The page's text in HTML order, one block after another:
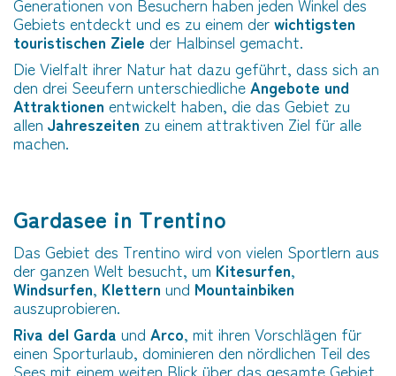
Gebiets entdeckt und es zu einem derwichtigsten
touristischen Ziele der Halbinsel gemacht.
Die Vielfalt ihrer Natur hat dazu geführt, dass sich an
den drei Seeufern unterschiedlicheAngebote und
Attraktionen entwickelt haben, die das Gebiet zu
allen Jahreszeiten zu einem attraktiven Ziel für alle
machen.
Gardasee in Trentino
Das Gebiet des Trentino wird von vielen Sportlern aus
der ganzen Welt besucht, um Kitesurfen,
Windsurfen, Klettern und Mountainbiken
auszuprobieren.
Riva del Garda und Arco, mit ihren Vorschlägen für
einen Sporturlaub, dominieren den nördlichen Teil des
Sees mit einem weiten Blick über das gesamte Gebiet.